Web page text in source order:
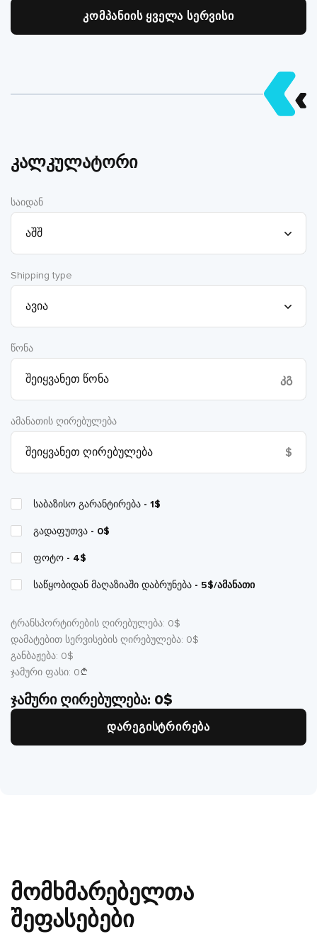
კომპანიის ყველა სერვისი
კალკულატორი
საიდან
Shipping type
წონა
კგ
ამანათის ღირებულება
$
საბაზისო გარანტირება - 1$
გადაფუთვა - 0$
ფოტო - 4$
საწყობიდან მაღაზიაში დაბრუნება - 5$/ამანათი
ტრანსპორტირების ღირებულება: 0$
დამატებით სერვისების ღირებულება: 0$
განბაჟება: 0$
ჯამური ფასი: 0
ჯამური ღირებულება: 0$
დარეგისტრირება
მომხმარებელთა
შეფასებები